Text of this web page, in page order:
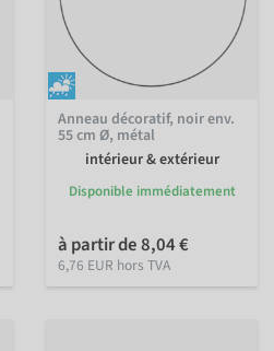
Anneau décoratif, noir env.
55 cm Ø, métal
intérieur & extérieur
Disponible immédiatement
à partir de 8,04 €
6,76 EUR hors TVA